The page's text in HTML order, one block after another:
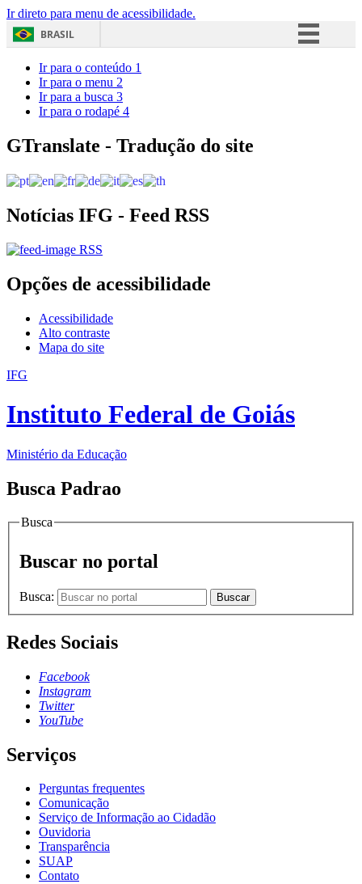
Ir direto para menu de acessibilidade.
BRASIL
Acesso à informação
Ir para o conteúdo 1
Ir para o menu 2
Ir para a busca 3
Ir para o rodapé 4
GTranslate - Tradução do site
Notícias IFG - Feed RSS
RSS
Opções de acessibilidade
Acessibilidade
Alto contraste
Mapa do site
IFG
Instituto Federal de Goiás
Ministério da Educação
Busca Padrao
Busca
Buscar no portal
Busca: Buscar
Redes Sociais
Facebook
Instagram
Twitter
YouTube
Serviços
Perguntas frequentes
Comunicação
Serviço de Informação ao Cidadão
Ouvidoria
Transparência
SUAP
Contato